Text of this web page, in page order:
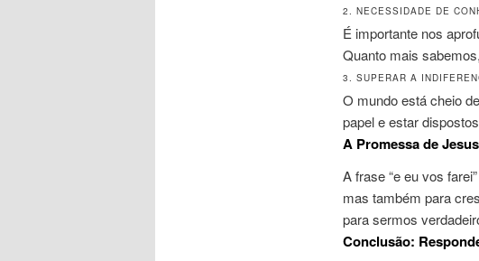
2. NECESSIDADE DE
É importante nos
Quanto mais
3. SUPERAR A
O mundo está cheio
papel e estar
A Promessa de
A frase “e eu vos
mas também para
para sermos
Conclusão: